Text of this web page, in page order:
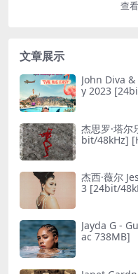
查
文章展示
John Diva
y 2023
杰思罗·塔
bit/48kHz]
杰西·薇尔
3 [24bit/
Jayda G -
ac 738MB]